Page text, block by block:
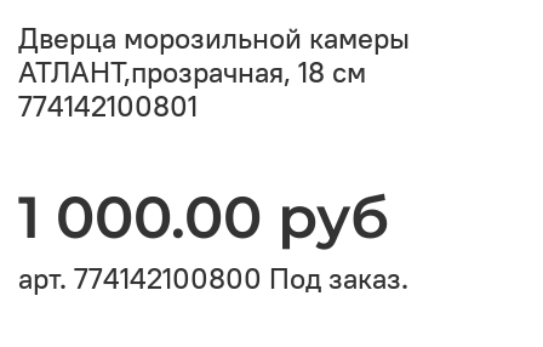
Дверца морозильной камеры
АТЛАНТ,прозрачная, 18 см
774142100801
1 000.00 руб
арт. 774142100800 Под заказ.